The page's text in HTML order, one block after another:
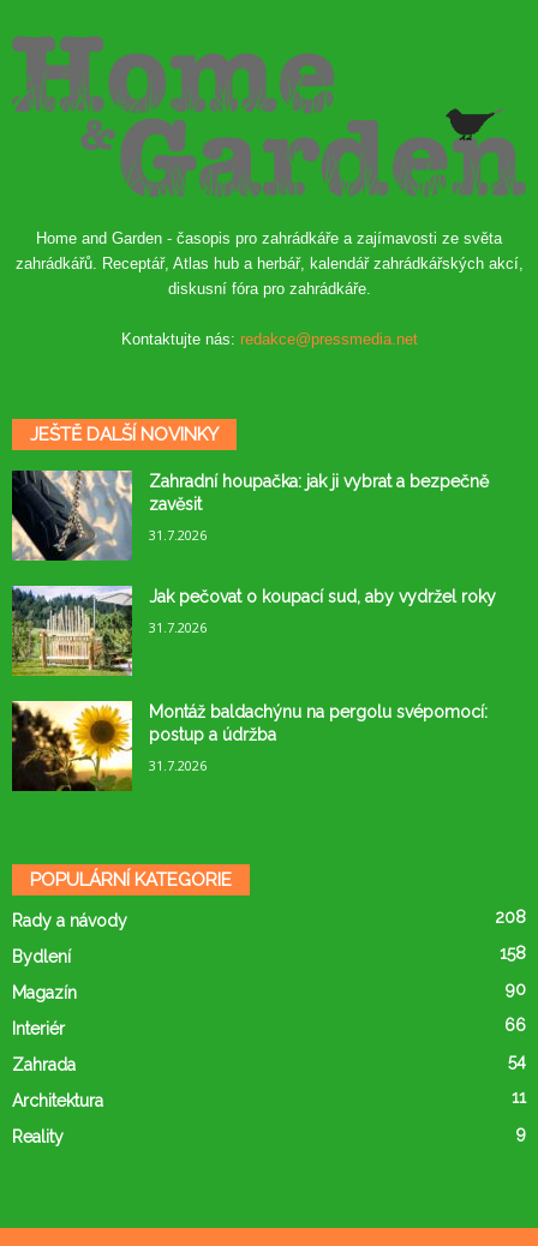
Home and Garden - časopis pro zahrádkáře a zajímavosti ze světa
zahrádkářů. Receptář, Atlas hub a herbář, kalendář zahrádkářských akcí,
diskusní fóra pro zahrádkáře.
Kontaktujte nás: redakce@pressmedia.net
JEŠTĚ DALŠÍ NOVINKY
Zahradní houpačka: jak ji vybrat a bezpečně
zavěsit
31.7.2026
Jak pečovat o koupací sud, aby vydržel roky
31.7.2026
Montáž baldachýnu na pergolu svépomocí:
postup a údržba
31.7.2026
POPULÁRNÍ KATEGORIE
Rady a návody 208
Bydlení 158
Magazín 90
Interiér 66
Zahrada 54
Architektura 11
Reality 9